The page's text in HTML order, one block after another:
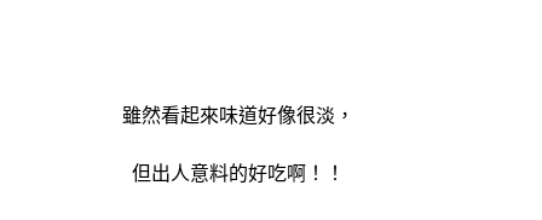
雖然看起來味道好像很淡，
但出人意料的好吃啊！！